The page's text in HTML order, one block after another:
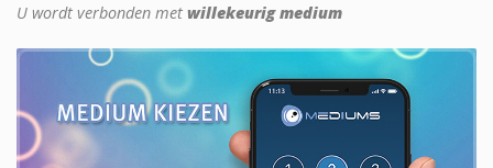
U wordt verbonden met willekeurig medium